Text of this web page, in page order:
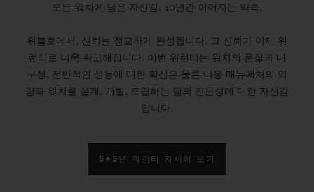
모든 워치에 담은 자신감. 10년간 이어지는 약속.
위블로에서, 신뢰는 정교하게 완성됩니다. 그 신뢰가 이제 워
런티로 더욱 확고해집니다. 이번 워런티는 워치의 품질과 내
구성, 전반적인 성능에 대한 확신은 물론 니옹 매뉴팩처의 역
량과 워치를 설계, 개발, 조립하는 팀의 전문성에 대한 자신감
입니다.
5+5년 워런티 자세히 보기